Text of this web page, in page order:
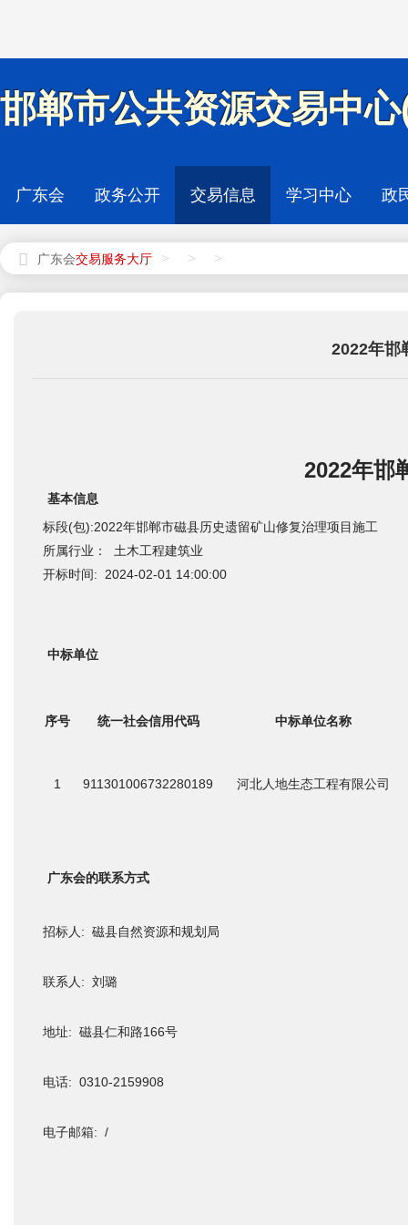
邯郸市公共资源交易中
广东会 政务公开 交易信息 学习中心 政
广东会 > > >
2022年邯
2022年邯
基本信息
标段(包):2022年邯郸市磁县历史遗留矿山修复治理项目施工
所属行业： 土木工程建筑业
开标时间: 2024-02-01 14:00:00
中标单位
序号 统一社会信用代码 中标单位名称
1 911301006732280189 河北人地生态工程有限公司
广东会的联系方式
招标人: 磁县自然资源和规划局
联系人: 刘璐
地址: 磁县仁和路166号
电话: 0310-2159908
电子邮箱: /